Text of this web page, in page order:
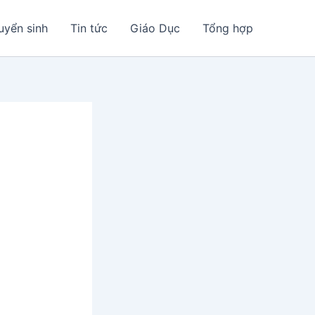
sinh Tin tức Giáo Dục Tổng hợp